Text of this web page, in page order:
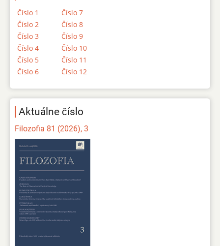
Číslo 1
Číslo 2
Číslo 3
Číslo 4
Číslo 5
Číslo 6
Číslo 7
Číslo 8
Číslo 9
Číslo 10
Číslo 11
Číslo 12
Aktuálne číslo
Filozofia 81 (2026), 3